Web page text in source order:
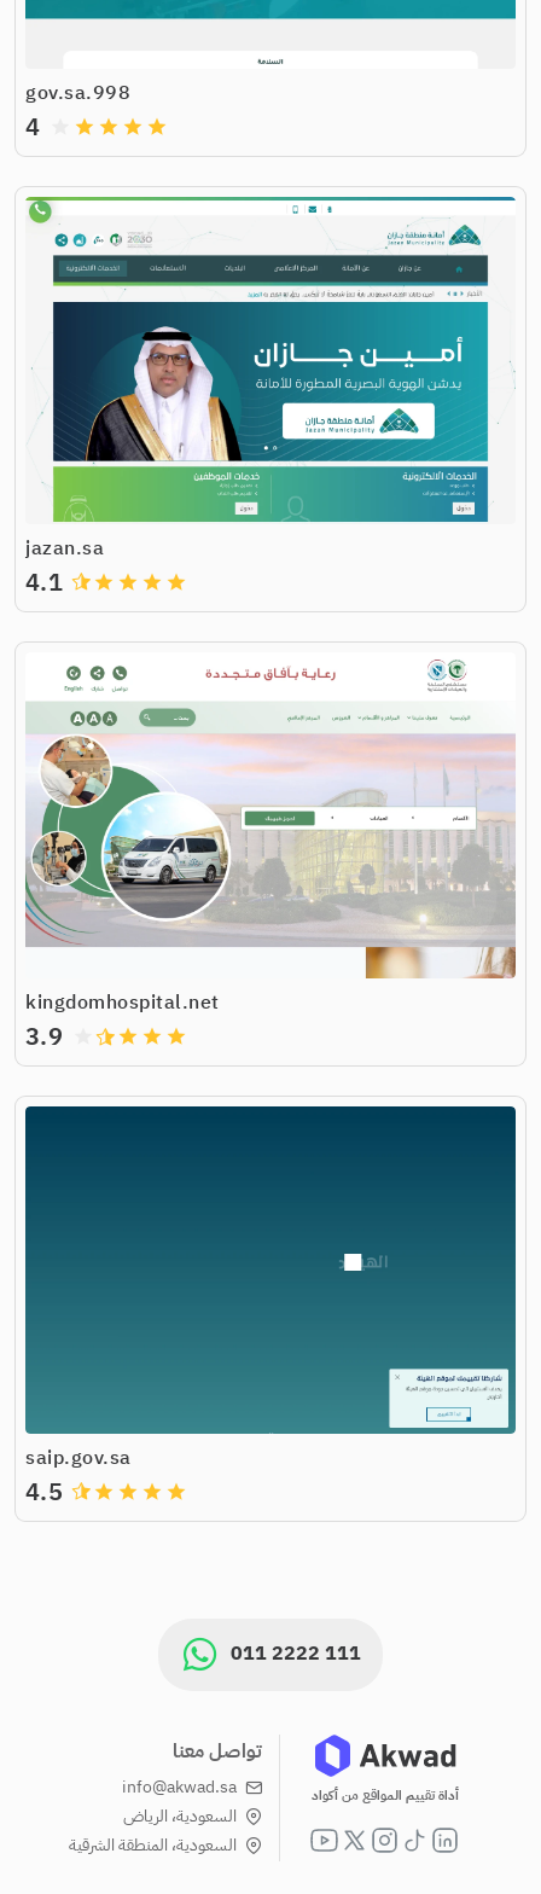
998.gov.sa
grade
grade
grade
grade
4
jazan.sa
grade
grade
grade
grade
4.1
kingdomhospital.net
grade
grade
grade
3.9
saip.gov.sa
grade
grade
grade
grade
4.5
011 2222 111
أداة تقييم المواقع من أكواد
تواصل معنا
info@akwad.sa
السعودية، الرياض
السعودية، المنطقة الشرقية